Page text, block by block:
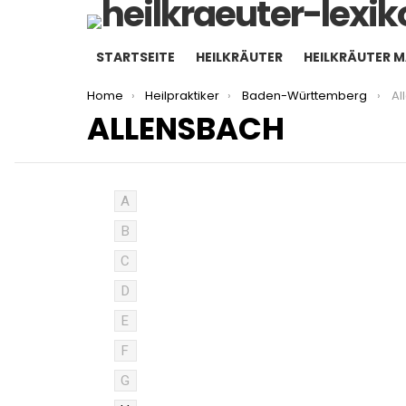
STARTSEITE HEILKRÄUTER HEILKRÄUTER
You are here:
Home Heilpraktiker Baden-Württemberg
ALLENSBACH
A
B
C
D
E
F
G